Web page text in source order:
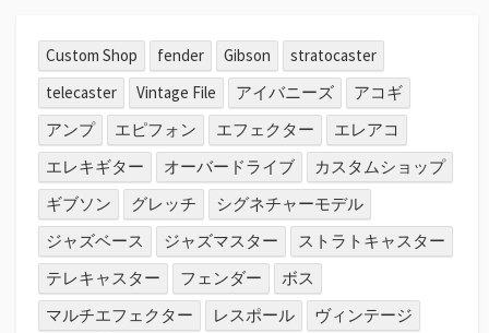
Custom Shop fender Gibson
stratocaster
telecaster
Vintage File アイバニーズ
アコギ
アンプ
エピフォン エフェクター
エレアコ
エレキギター
オーバードライブ
カスタムショップ
ギブソン
グレッチ
シグネチャーモデル
ジャズベース
ジャズマスター
ストラトキャスター
テレキャスター
フェンダー
ボス
マルチエフェクター
レスポール
ヴィンテージ